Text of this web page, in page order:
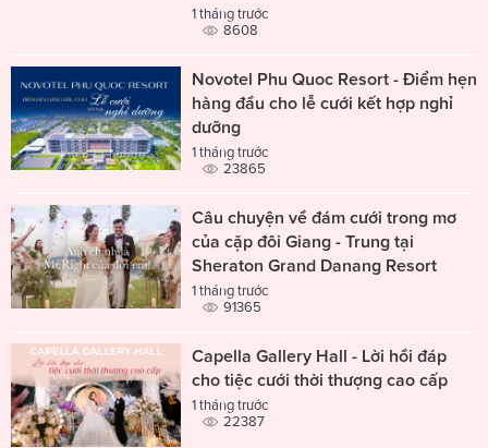
1 tháng trước
8608
Novotel Phu Quoc Resort - Điểm hẹn
hàng đầu cho lễ cưới kết hợp nghỉ
dưỡng
1 tháng trước
23865
Câu chuyện về đám cưới trong mơ
của cặp đôi Giang - Trung tại
Sheraton Grand Danang Resort
1 tháng trước
91365
Capella Gallery Hall - Lời hồi đáp
cho tiệc cưới thời thượng cao cấp
1 tháng trước
22387